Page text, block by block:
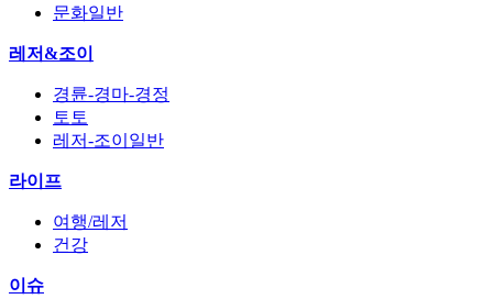
문화일반
레저&조이
경륜-경마-경정
토토
레저-조이일반
라이프
여행/레저
건강
이슈